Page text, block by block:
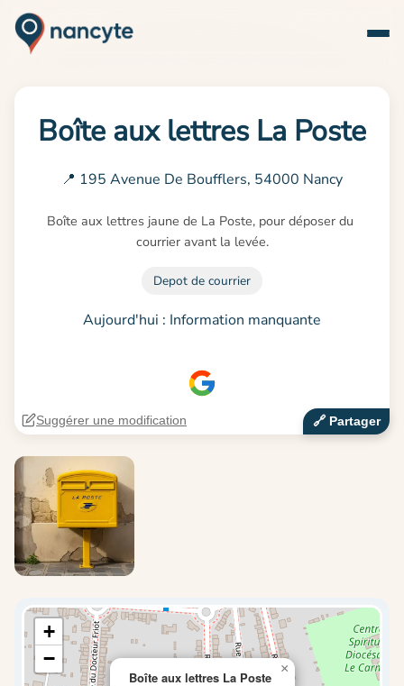
Boîte aux lettres La Poste
📍 195 Avenue De Boufflers, 54000 Nancy
Boîte aux lettres jaune de La Poste, pour déposer du
courrier avant la levée.
Depot de courrier
Aujourd'hui : Information manquante
🔗‍️ Partager
Suggérer une modification
Boîte aux lettres La Poste
×
+
−